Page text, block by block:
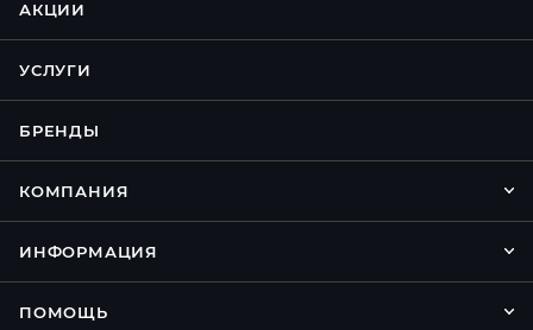
АКЦИИ
УСЛУГИ
БРЕНДЫ
КОМПАНИЯ
ИНФОРМАЦИЯ
ПОМОЩЬ